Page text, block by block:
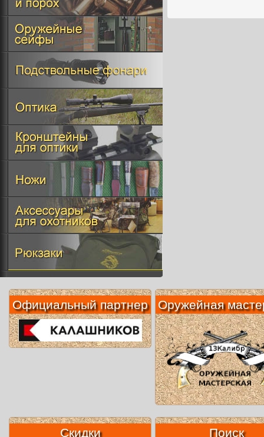
Официальный партнер Оружейная
Скидки Поиск